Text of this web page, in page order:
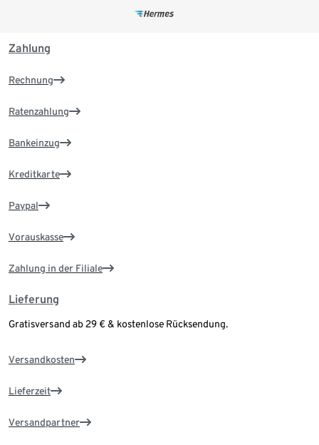
Zahlung
Rechnung
Ratenzahlung
Bankeinzug
Kreditkarte
Paypal
Vorauskasse
Zahlung in der Filiale
Lieferung
Gratisversand ab 29 € & kostenlose Rücksendung.
Versandkosten
Lieferzeit
Versandpartner